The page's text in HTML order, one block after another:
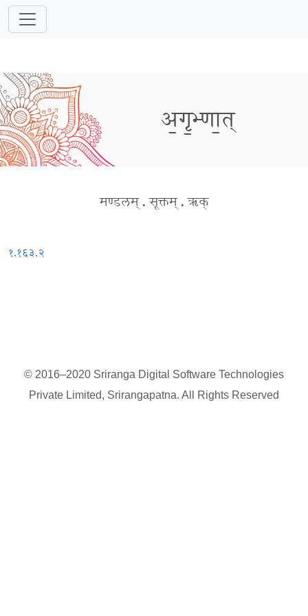
अ॒गृ॒भ्णा॒त्
मण्डलम् . सूक्तम् . ऋक्
१.१६३.२
© 2016–2020 Sriranga Digital Software Technologies
Private Limited, Srirangapatna. All Rights Reserved